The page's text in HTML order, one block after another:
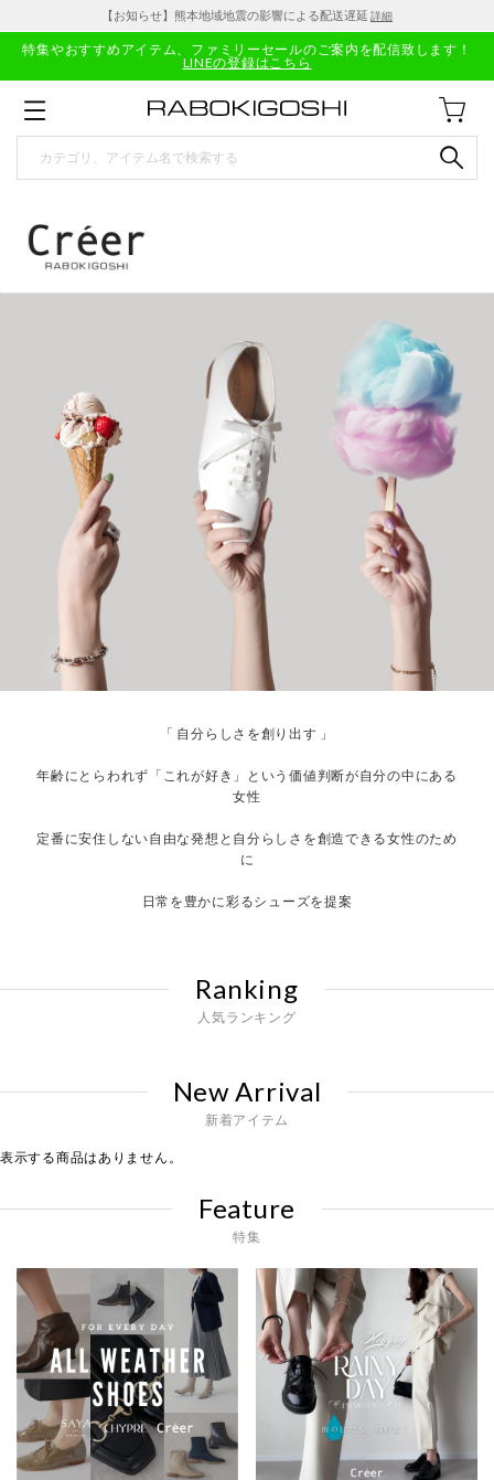
【お知らせ】熊本地域地震の影響による配送遅延 詳細
特集やおすすめアイテム、ファミリーセールのご案内を配信致します！
LINEの登録はこちら
「 自分らしさを創り出す 」
年齢にとらわれず「これが好き」という価値判断が自分の中にある
女性
定番に安住しない自由な発想と自分らしさを創造できる女性のため
に
日常を豊かに彩るシューズを提案
Ranking
人気ランキング
New Arrival
新着アイテム
表示する商品はありません。
Feature
特集